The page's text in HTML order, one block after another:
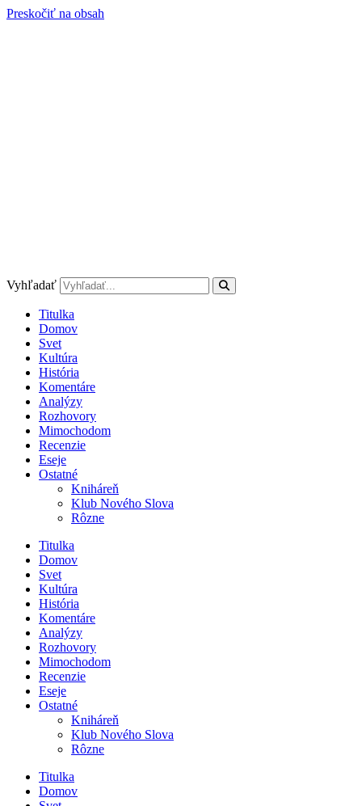
Preskočiť na obsah
Vyhľadať
Titulka
Domov
Svet
Kultúra
História
Komentáre
Analýzy
Rozhovory
Mimochodom
Recenzie
Eseje
Ostatné
Kniháreň
Klub Nového Slova
Rôzne
Titulka
Domov
Svet
Kultúra
História
Komentáre
Analýzy
Rozhovory
Mimochodom
Recenzie
Eseje
Ostatné
Kniháreň
Klub Nového Slova
Rôzne
Titulka
Domov